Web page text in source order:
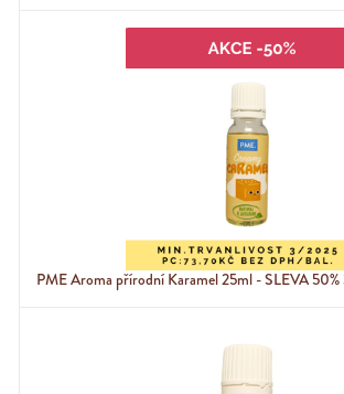
PME Aroma přírodní Karamel 25ml - SLEVA